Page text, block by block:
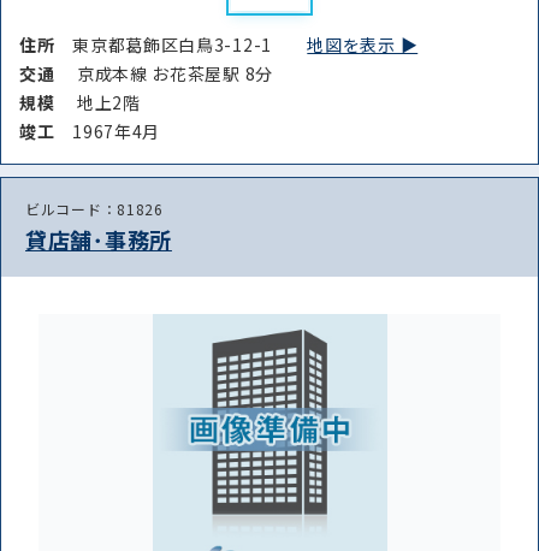
住所東京都葛飾区白鳥3-12-1地図を表示 ▶︎
交通
京成本線 お花茶屋駅 8分
規模
地上2階
竣⼯ 1967年4月
ビルコード：81826
貸店舗･事務所